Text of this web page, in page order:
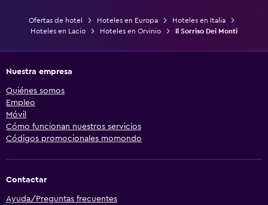
Ofertas de hotel Hoteles en Europa
Hoteles en Italia
Hoteles en Lacio
Hoteles en Orvinio Il Sorriso Dei Monti
Nuestra empresa
Quiénes somos
Empleo
Móvil
Cómo funcionan nuestros servicios
Códigos promocionales momondo
Contactar
Ayuda/Preguntas frecuentes